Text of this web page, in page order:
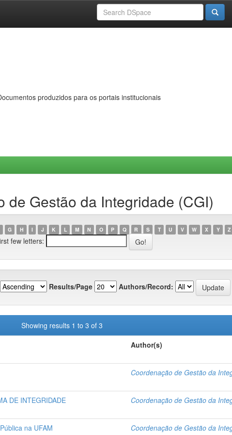
produzidos para os portais institucionais
Gestão da Integridade (CGI)
G H I J K L M N O P Q R S T U V W X Y Z
few letters:
Results/Page Authors/Record:
Showing results 1 to 3 of 3
Author(s)
Coordenação de Gestão da
DE INTEGRIDADE Coordenação de Gestão da
na UFAM Coordenação de Gestão da